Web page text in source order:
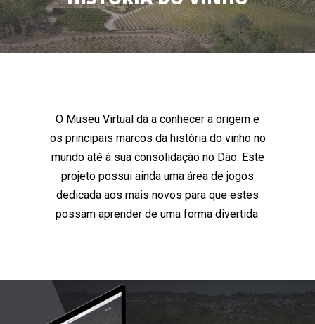
O Museu Virtual dá a conhecer a origem e
os principais marcos da história do vinho no
mundo até à sua consolidação no Dão. Este
projeto possui ainda uma área de jogos
dedicada aos mais novos para que estes
possam aprender de uma forma divertida.